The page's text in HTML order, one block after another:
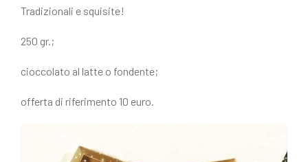
Tradizionali e squisite!
250 gr.;
cioccolato al latte o fondente;
offerta di riferimento 10 euro.